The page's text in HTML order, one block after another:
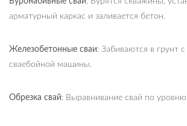
арматурный каркас и заливается бетон.
Железобетонные сваи: Забиваются в грунт
сваебойной машины.
Обрезка свай: Выравнивание свай по